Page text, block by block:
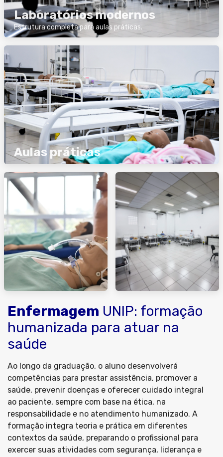
Laboratórios modernos
Estrutura completa para aulas práticas.
Aulas práticas
Enfermagem UNIP: formação
humanizada para atuar na
saúde
Ao longo da graduação, o aluno desenvolverá
competências para prestar assistência, promover a
saúde, prevenir doenças e oferecer cuidado integral
ao paciente, sempre com base na ética, na
responsabilidade e no atendimento humanizado. A
formação integra teoria e prática em diferentes
contextos da saúde, preparando o profissional para
exercer suas atividades com segurança, liderança e